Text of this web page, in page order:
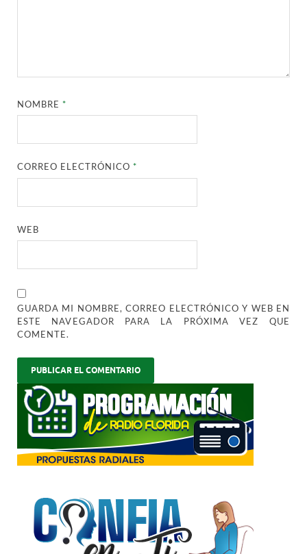
NOMBRE*
CORREO ELECTRÓNICO*
WEB
GUARDA MI NOMBRE, CORREO ELECTRÓNICO Y WEB EN
ESTE NAVEGADOR PARA LA PRÓXIMA VEZ QUE
COMENTE.